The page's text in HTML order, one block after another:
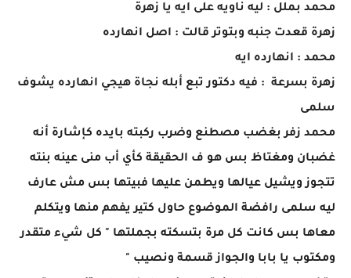
محمد بملل : ليه ناويه على ايه يا زهرة
زهرة قعدت جنبه وبتوتر قالت : اصل انهارده
محمد : انهارده ايه
زهرة بسرعة : فيه دكتور تبع أبله نجاة هيجي انهارده يشوف
سلمى
محمد زفر بغضب مصطنع وضرب ركبته بايده كإشارة أنه
غضبان ومغتاظ بس هو ف الحقيقة كأي أب منى عينه بنته
تتجوز ويشيل عيالها ويطمن عليها فبيتها بس مش عارف
ليه سلمى رافضة الموضوع حاول كتير يفهم منها ويتكلم
معاها بس كانت كل مرة بتسكته بجملتها " كل شيء متقدر
ومكتوب يا بابا والجواز قسمة ونصيب "